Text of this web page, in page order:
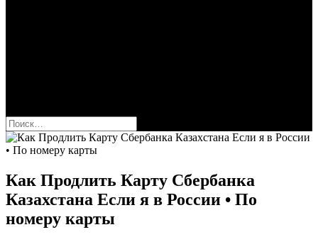
Найти:
Как Продлить Карту Сбербанка
Казахстана Если я в России • По
номеру карты